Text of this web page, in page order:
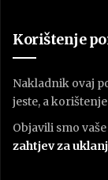
Korištenje
Nakladnik ovaj
jeste, a
Objavili smo
zahtjev za